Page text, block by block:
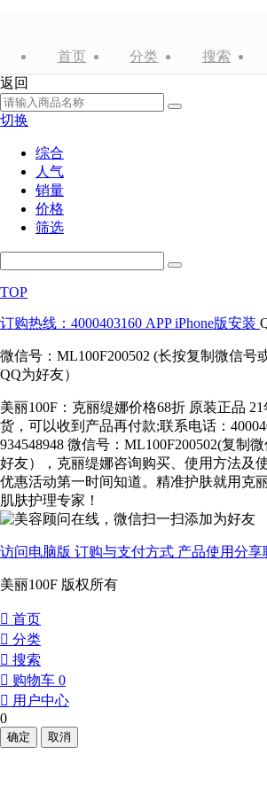
首页 分类 搜索
返回
切换
综合
人气
销量
价格
筛选
TOP
订购热线：4000403160 APP iPhone版安装
微信号：ML100F200502 (长按复制微信号
QQ为好友）
美丽100F：克丽缇娜价格68折 原装正品
货，可以收到产品再付款;联系电话：
934548948 微信号：ML100F200502(复制
好友），克丽缇娜咨询购买、使用方法及
优惠活动第一时间知道。精准护肤就用克
肌肤护理专家！
访问电脑版 订购与支付方式 产品使用分享
美丽100F 版权所有
󰀁 首页
󰀂 分类
󰀃 搜索
󰀄 购物车 0
󰀅 用户中心
0
确定 取消